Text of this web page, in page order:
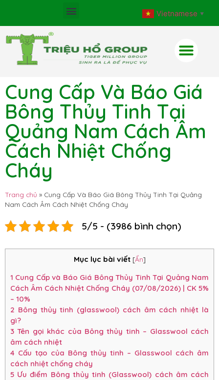
Vietnamese ▼
Cung Cấp Và Báo Giá
Bông Thủy Tinh Tại
Quảng Nam Cách Âm
Cách Nhiệt Chống
Cháy
Trang chủ » Cung Cấp Và Báo Giá Bông Thủy Tinh Tại Quảng
Nam Cách Âm Cách Nhiệt Chống Cháy
5/5 - (3986 bình chọn)
Mục lục bài viết [Ẩn]
1 Cung Cấp và Báo Giá Bông Thủy Tinh Tại Quảng Nam
Cách Âm Cách Nhiệt Chống Cháy (07/08/2026) | CK 5%
– 10%
2 Bông thủy tinh (glasswool) cách âm cách nhiệt là
gì?
3 Tên gọi khác của Bông thủy tinh – Glasswool cách
âm cách nhiệt
4 Cấu tạo của Bông thủy tinh – Glasswool cách âm
cách nhiệt chống cháy
5 Ưu điểm Bông thủy tinh (Glasswool) cách âm cách